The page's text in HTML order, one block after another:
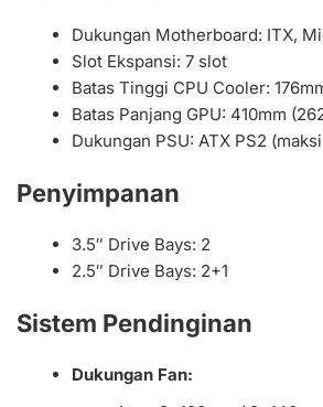
Dukungan Motherboard: ITX,
Slot Ekspansi: 7 slot
Batas Tinggi CPU Cooler:
Batas Panjang GPU: 410mm
Dukungan PSU: ATX PS2
Penyimpanan
3.5″ Drive Bays: 2
2.5″ Drive Bays: 2+1
Sistem Pendinginan
Dukungan Fan: